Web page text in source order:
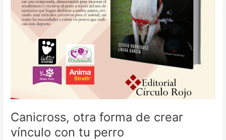
Canicross, otra forma de crear
vínculo con tu perro